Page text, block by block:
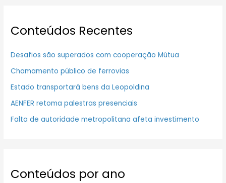
Conteúdos Recentes
Desafios são superados com cooperação Mútua
Chamamento público de ferrovias
Estado transportará bens da Leopoldina
AENFER retoma palestras presenciais
Falta de autoridade metropolitana afeta investimento
Conteúdos por ano